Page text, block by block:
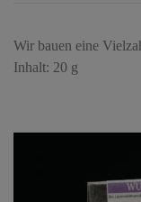
Wir bauen eine
Inhalt: 20 g